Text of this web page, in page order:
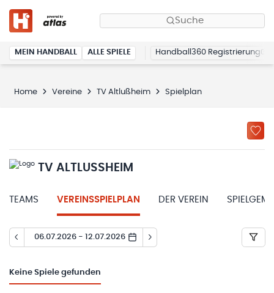
Suche
MEIN HANDBALL ALLE SPIELE Handball360 Registrierung
Home Vereine TV Altlußheim Spielplan
TV ALTLUSSHEIM
TEAMS VEREINSSPIELPLAN DER VEREIN
06.07.2026 - 12.07.2026
Keine Spiele gefunden